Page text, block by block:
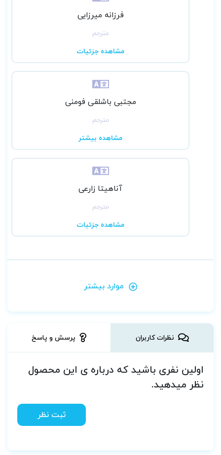
فرزانه میرزایی
مترجم
مشاهده جزئیات
مجتبی باشلقی فومنی
مترجم
مشاهده بیشتر
آناهیتا زارعی
مترجم
مشاهده جزئیات
موارد بیشتر
نظرات کاربران پرسش و پاسخ
اولین نفری باشید که درباره ی این محصول
نظر میدهید.
ثبت نظر